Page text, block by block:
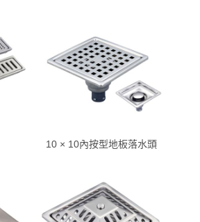
10 × 10內按型地板落水頭